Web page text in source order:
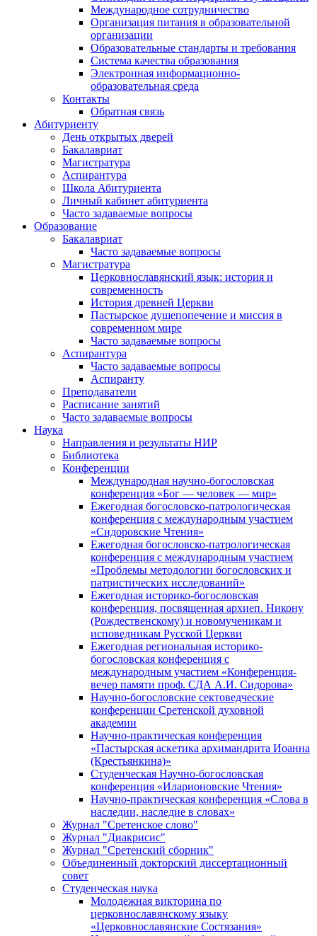
Международное сотрудничество
Организация питания в образовательной
организации
Образовательные стандарты и требования
Система качества образования
Электронная информационно-
образовательная среда
Контакты
Обратная связь
Абитуриенту
День открытых дверей
Бакалавриат
Магистратура
Аспирантура
Школа Абитуриента
Личный кабинет абитуриента
Часто задаваемые вопросы
Образование
Бакалавриат
Часто задаваемые вопросы
Магистратура
Церковнославянский язык: история и
современность
История древней Церкви
Пастырское душепопечение и миссия в
современном мире
Часто задаваемые вопросы
Аспирантура
Часто задаваемые вопросы
Аспиранту
Преподаватели
Расписание занятий
Часто задаваемые вопросы
Наука
Направления и результаты НИР
Библиотека
Конференции
Международная научно-богословская
конференция «Бог — человек — мир»
Ежегодная богословско-патрологическая
конференция с международным участием
«Сидоровские Чтения»
Ежегодная богословско-патрологическая
конференция с международным участием
«Проблемы методологии богословских и
патристических исследований»
Ежегодная историко-богословская
конференция, посвященная архиеп. Никону
(Рождественскому) и новомученикам и
исповедникам Русской Церкви
Ежегодная региональная историко-
богословская конференция с
международным участием «Конференция-
вечер памяти проф. СДА А.И. Сидорова»
Научно-богословские сектоведческие
конференции Сретенской духовной
академии
Научно-практическая конференция
«Пастырская аскетика архимандрита Иоанна
(Крестьянкина)»
Студенческая Научно-богословская
конференция «Иларионовские Чтения»
Научно-практическая конференция «Cлова в
наследии, наследие в словах»
Журнал "Сретенское слово"
Журнал "Диакрисис"
Журнал "Сретенский сборник"
Объединенный докторский диссертационный
совет
Студенческая наука
Молодежная викторина по
церковнославянскому языку
«Церковнославянские Состязания»